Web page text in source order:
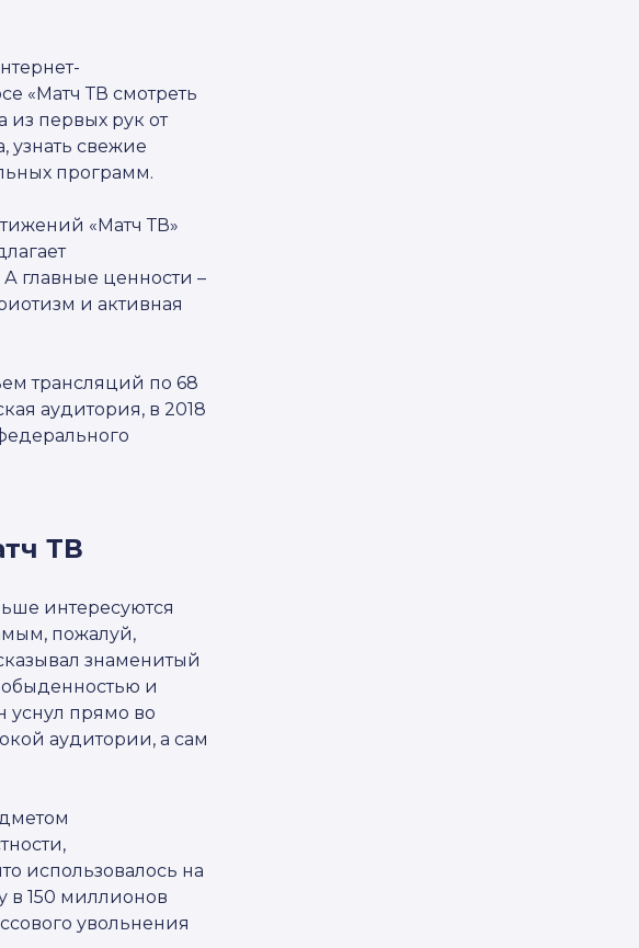
«Матч ТВ смотреть
из первых рук от
свежие
программ.
«Матч ТВ»
главные ценности –
и активная
трансляций по 68
аудитория, в 2018
ТВ
интересуются
пожалуй,
знаменитый
обыденностью и
уснул прямо во
аудитории, а сам
использовалось на
150 миллионов
увольнения